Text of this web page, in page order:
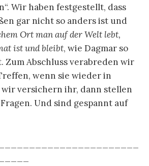
Wir haben festgestellt, dass
gar nicht so anders ist und
Ort man auf der Welt lebt,
ist und bleibt, wie Dagmar so
Zum Abschluss verabreden wir
wenn sie wieder in
versichern ihr, dann stellen
Und sind gespannt auf